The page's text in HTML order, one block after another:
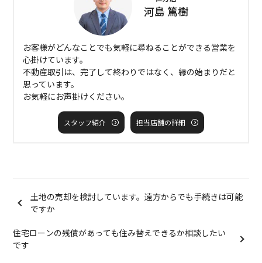
河島 篤樹
お客様がどんなことでも気軽に尋ねることができる営業を
心掛けています。
不動産取引は、完了して終わりではなく、縁の始まりだと
思っています。
お気軽にお声掛けください。
スタッフ紹介 担当店舗の詳細
土地の売却を検討しています。遠方からでも手続きは可能
ですか
住宅ローンの残債があっても住み替えできるか相談したい
です